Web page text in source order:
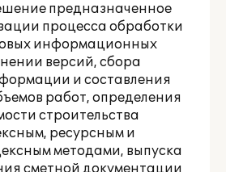
предназначенное
процесса обработки
информационных
версий, сбора
и составления
работ, определения
строительства
ресурсным и
методами, выпуска
сметной документации